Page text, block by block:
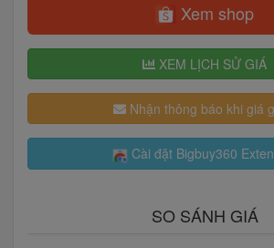
Xem shop
XEM LỊCH SỬ GIÁ
Nhận thông báo khi giá
Cài đặt Bigbuy360
SO SÁNH GIÁ